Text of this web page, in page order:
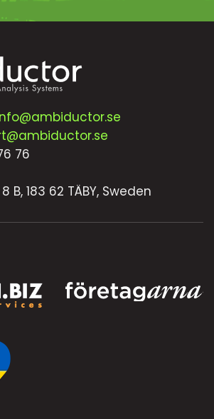
76
B, 183 62 TÄBY, Sweden